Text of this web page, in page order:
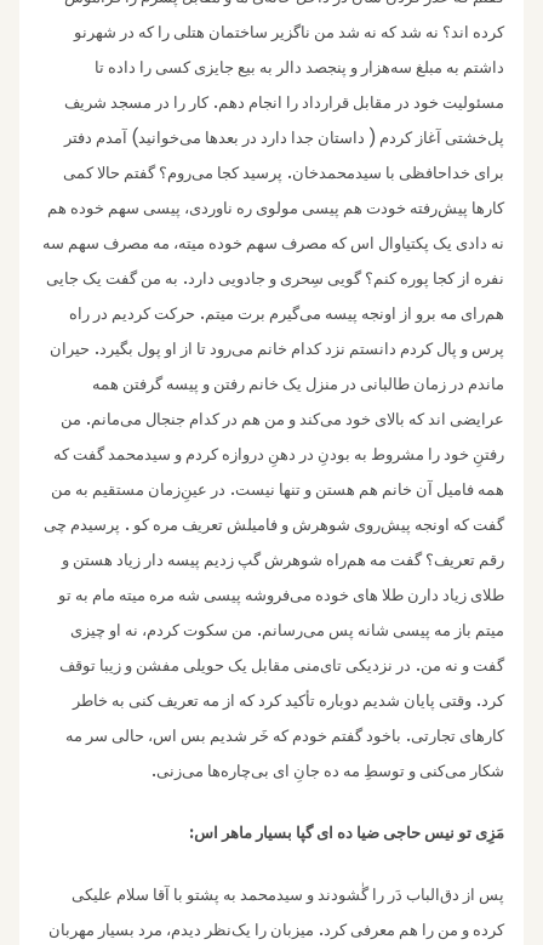
کرده اند؟ نه شد که نه شد من ناگزیر ساختمان هتلی را که در شهرنو
داشتم به مبلغ سه‌هزار و پنجصد دالر به بیع جایزی کسی را داده تا
مسئولیت خود در مقابل قرارداد را انجام دهم .کار را در مسجد شریف
پل‌خشتی آغاز کردم ( داستان جدا دارد در بعدها می‌خوانید) آمدم دفتر
برای خداحافظی با سیدمحمد‌خان. پرسید کجا می‌روم؟ گفتم حالا کمی
کارها پیش‌رفته خودت هم پیسی مولوی ره ناوردی، پیسی سهم خوده هم
نه دادی یک پکتیاوال اس که مصرف سهم خوده میته، مه مصرف سهم سه
نفره از کجا پوره کنم؟ گویی سِحری و جادویی دارد . به من گفت یک جایی
هم‌رای مه برو از اونجه پیسه می‌گیرم برت میتم . حرکت کردیم در راه
پرس و‌ پال کردم دانستم نزد کدام خانم می‌رود تا از او پول بگیرد . حیران
ماندم در زمان طالبانی در منزل یک خانم رفتن و پیسه گرفتن همه
عرایضی اند که بالای خود می‌کند و من هم در کدام جنجال می‌مانم . من
رفتنِ خود را مشروط به بودنِ در دهنِ دروازه کردم و‌ سیدمحمد گفت که
همه فامیل آن خانم هم هستن و تنها نیست. در عینِ‌زمان مستقیم به من
گفت که اونجه پیش‌روی شوهرش و فامیلش تعریف مره کو . پرسیدم چی
رقم تعریف؟ گفت مه هم‌راه شوهرش گپ زدیم پیسه دار زیاد هستن و
طلای زیاد دارن طلا های خوده می‌فروشه پیسی شه مره میته مام به تو
میتم باز مه پیسی شانه پس می‌رسانم . من سکوت کردم، نه او چیزی
گفت و نه من. در نزدیکی تای‌منی مقابل یک حویلی مفشن و زیبا توقف
کرد . وقتی پایان شدیم دوباره تأکید کرد که از مه تعریف کنی به خاطر
کارهای تجارتی. باخود گفتم خودم که خَر شدیم بس اس، حالی سر مه
شکار می‌کنی و توسطِ مه ده جانِ ای بی‌چاره‌ها می‌زنی.
مَزِی تو نیس حاجی ضیا ده ای گپا بسیار ماهر اس:
پس از دق‌الباب دَر را گٰشودند و سیدمحمد به پشتو با آقا سلام علیکی
کرده و من را هم معرفی کرد. میزبان را یک‌نظر دیدم، مرد بسیار مهربان